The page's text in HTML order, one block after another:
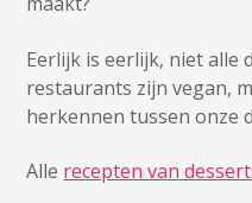
Eerlijk is eerlijk, niet alle
restaurants zijn vegan,
herkennen tussen onze
Alle recepten van